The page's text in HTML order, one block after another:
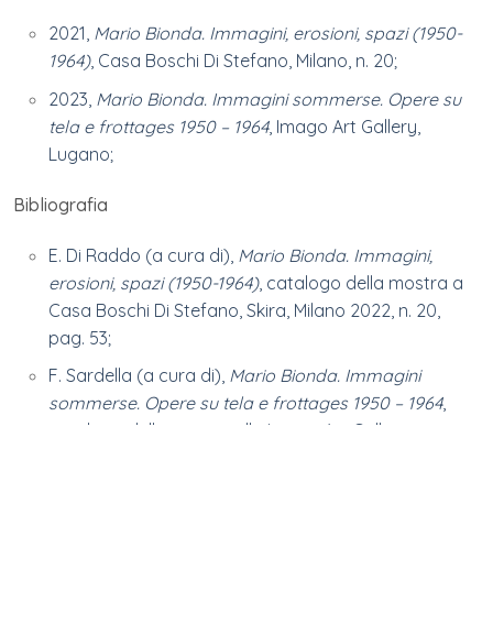
2021, Mario Bionda. Immagini, erosioni, spazi (1950-
1964), Casa Boschi Di Stefano, Milano, n. 20;
2023, Mario Bionda. Immagini sommerse. Opere su
tela e frottages 1950 – 1964, Imago Art Gallery,
Lugano;
Bibliografia
E. Di Raddo (a cura di), Mario Bionda. Immagini,
erosioni, spazi (1950-1964), catalogo della mostra a
Casa Boschi Di Stefano, Skira, Milano 2022, n. 20,
pag. 53;
F. Sardella (a cura di), Mario Bionda. Immagini
sommerse. Opere su tela e frottages 1950 – 1964,
catalogo della mostra alla Imago Art Gallery –